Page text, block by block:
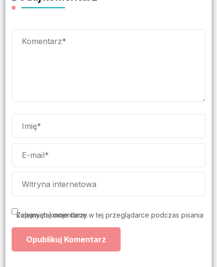
Zapamiętaj moje dane w tej przeglądarce podczas pisania kolejnych komentarzy.